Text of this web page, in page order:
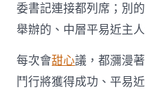
委書記連接都列席；別
舉辦的、中層平易近主
每次會甜心議，都瀰漫
鬥行將獲得成功、平易